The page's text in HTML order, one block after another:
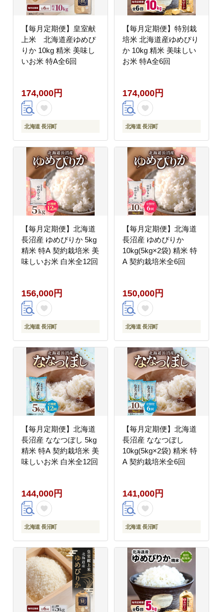
【毎月定期便】皇室献
上米 北海道産ゆめぴ
りか 10kg 精米 美味し
いお米 特A全6回
174,000円
北海道 長沼町
【毎月定期便】特別栽
培米 北海道産ゆめぴり
か 10kg 精米 美味しい
お米 特A全6回
174,000円
北海道 長沼町
【毎月定期便】北海道
長沼産 ゆめぴりか 5kg
精米 特A 契約栽培米 美
味しいお米 白米全12回
156,000円
北海道 長沼町
【毎月定期便】北海道
長沼産 ゆめぴりか
10kg(5kg×2袋) 精米 特
A 契約栽培米全6回
150,000円
北海道 長沼町
【毎月定期便】北海道
長沼産 ななつぼし 5kg
精米 特A 契約栽培米 美
味しいお米 白米全12回
144,000円
北海道 長沼町
【毎月定期便】北海道
長沼産 ななつぼし
10kg(5kg×2袋) 精米 特
A 契約栽培米全6回
141,000円
北海道 長沼町